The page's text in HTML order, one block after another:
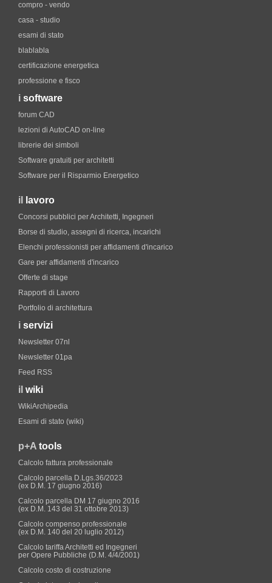
compro - vendo
casa - studio
esami di stato
blablabla
certificazione energetica
professione e fisco
i software
forum CAD
lezioni di AutoCAD on-line
librerie dei simboli
Software gratuiti per architetti
Software per il Risparmio Energetico
il lavoro
Concorsi pubblici per Architetti, Ingegneri
Borse di studio, assegni di ricerca, incarichi
Elenchi professionisti per affidamenti d'incarico
Gare per affidamenti d'incarico
Offerte di stage
Rapporti di Lavoro
Portfolio di architettura
i servizi
Newsletter 07nl
Newsletter 01pa
Feed RSS
il wiki
WikiArchipedia
Esami di stato (wiki)
p+A tools
Calcolo fattura professionale
Calcolo parcella D.Lgs.36/2023
(ex D.M. 17 giugno 2016)
Calcolo parcella DM 17 giugno 2016
(ex D.M. 143 del 31 ottobre 2013)
Calcolo compenso professionale
(ex D.M. 140 del 20 luglio 2012)
Calcolo tariffa Architetti ed Ingegneri
per Opere Pubbliche (D.M. 4/4/2001)
Calcolo costo di costruzione